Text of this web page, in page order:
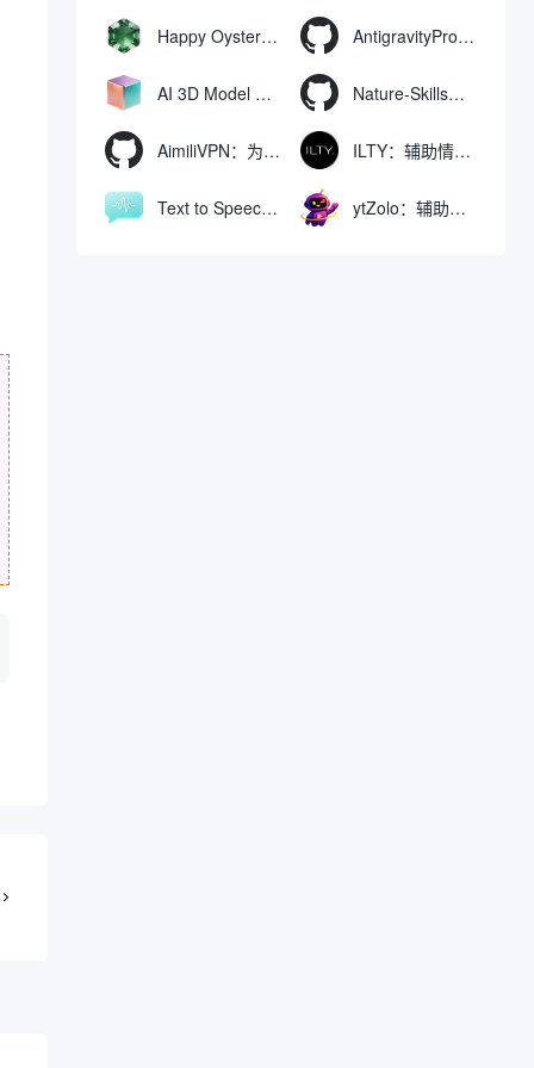
Happy Oyster AI：生成可交互式3D虚拟世界与视频的大模型 AntigravityProxyLauncher：免TUN全局代理使用Antigravity IDE
AI 3D Model Generator：通过文本和图像快速生成3D模型的在线工具 Nature-Skills：辅助撰写学术论文和绘制科研图表的智能体插件
AimiliVPN：为Linux提供纯净出站家庭IP的VPN代理网关 ILTY：辅助情绪疏导与提供行动建议的AI陪伴工具
Text to Speech AI：支持多说话人与情感控制的文字转语音工具 ytZolo：辅助创建和优化YouTube视频内容的生成工具